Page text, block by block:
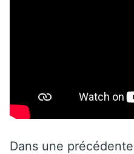
Dans une